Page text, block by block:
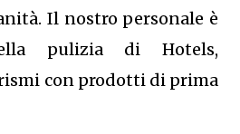
Il nostro personale è
pulizia di Hotels,
con prodotti di prima